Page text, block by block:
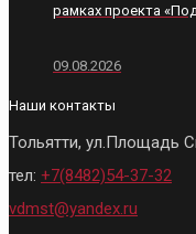
рамках проекта
09.08.2026
Наши контакты
Тольятти, ул.Площадь
тел: +7(8482)54-37-32
vdmst@yandex.ru